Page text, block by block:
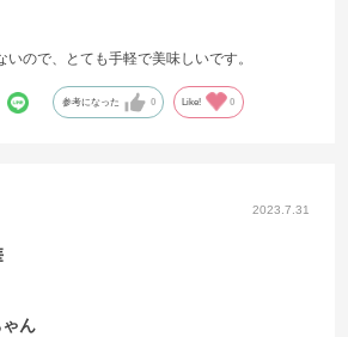
ので、とても手軽で美味しいです。
参考になった 0 Like! 0
2023.7.31
ゃん